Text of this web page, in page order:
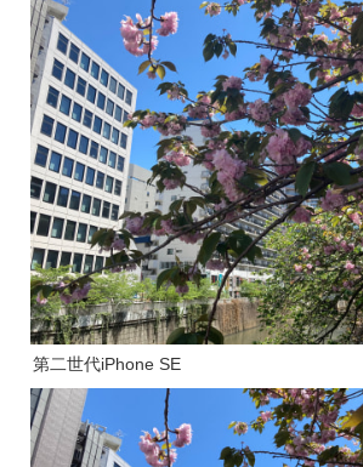
第二世代iPhone SE